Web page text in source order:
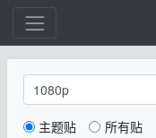
主题贴 所有贴